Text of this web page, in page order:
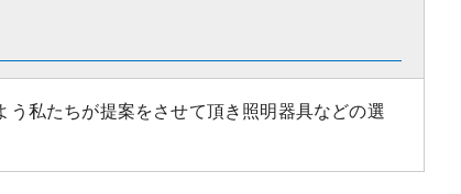
私たちが提案をさせて頂き照明器具などの選